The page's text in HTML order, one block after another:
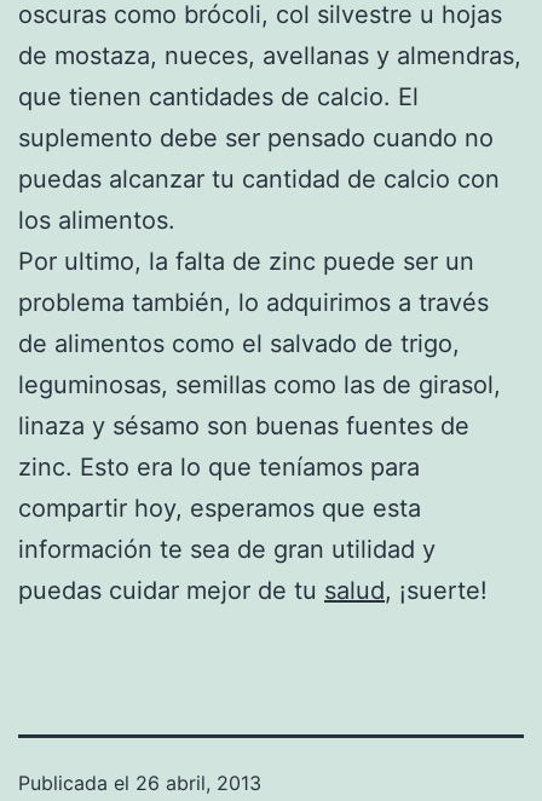
oscuras como brócoli, col silvestre u hojas
de mostaza, nueces, avellanas y almendras,
que tienen cantidades de calcio. El
suplemento debe ser pensado cuando no
puedas alcanzar tu cantidad de calcio con
los alimentos.
Por ultimo, la falta de zinc puede ser un
problema también, lo adquirimos a través
de alimentos como el salvado de trigo,
leguminosas, semillas como las de girasol,
linaza y sésamo son buenas fuentes de
zinc. Esto era lo que teníamos para
compartir hoy, esperamos que esta
información te sea de gran utilidad y
puedas cuidar mejor de tu salud, ¡suerte!
Publicada el 26 abril, 2013